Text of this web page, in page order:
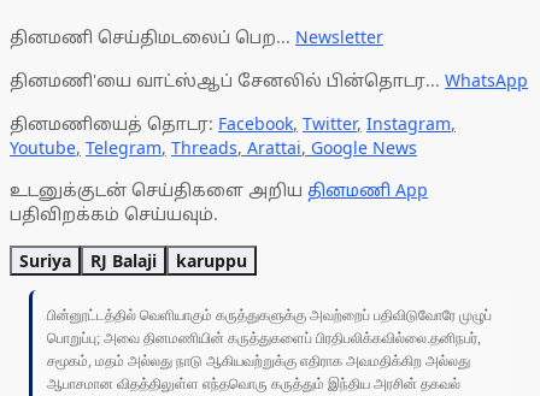
தினமணி செய்திமடலைப் பெற... Newsletter
தினமணி'யை வாட்ஸ்ஆப் சேனலில் பின்தொடர... WhatsApp
தினமணியைத் தொடர: Facebook, Twitter, Instagram,
Youtube, Telegram, Threads, Arattai, Google News
உடனுக்குடன் செய்திகளை அறிய தினமணி App
பதிவிறக்கம் செய்யவும்.
Suriya RJ Balaji karuppu
பின்னூட்டத்தில் வெளியாகும் கருத்துகளுக்கு அவற்றைப் பதிவிடுவோரே முழுப்
பொறுப்பு; அவை தினமணியின் கருத்துகளைப் பிரதிபலிக்கவில்லை.தனிநபர்,
சமூகம், மதம் அல்லது நாடு ஆகியவற்றுக்கு எதிராக அவமதிக்கிற அல்லது
ஆபாசமான விதத்திலுள்ள எந்தவொரு கருத்தும் இந்திய அரசின் தகவல்